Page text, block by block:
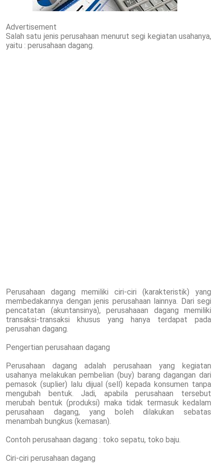
Advertisement
Salah satu jenis perusahaan menurut segi kegiatan usahanya,
yaitu : perusahaan dagang.
Perusahaan dagang memiliki ciri-ciri (karakteristik) yang
membedakannya dengan jenis perusahaan lainnya. Dari segi
pencatatan (akuntansinya), perusahaaan dagang memiliki
transaksi-transaksi khusus yang hanya terdapat pada
perusahan dagang.
Pengertian perusahaan dagang
Perusahaan dagang adalah perusahaan yang kegiatan
usahanya melakukan pembelian (buy) barang dagangan dari
pemasok (suplier) lalu dijual (sell) kepada konsumen tanpa
mengubah bentuk. Jadi, apabila perusahaan tersebut
merubah bentuk (produksi) maka tidak termasuk kedalam
perusahaan dagang, yang boleh dilakukan sebatas
menambah bungkus (kemasan).
Contoh perusahaan dagang : toko sepatu, toko baju.
Ciri-ciri perusahaan dagang